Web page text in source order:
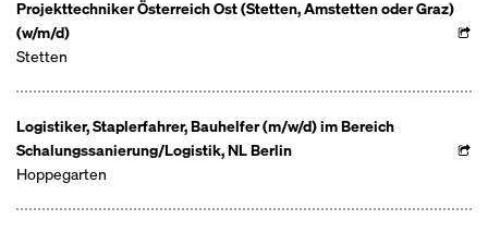
Projekttechniker Österreich Ost (Stetten, Amstetten oder Graz)
(w/m/d)
Stetten
Logistiker, Staplerfahrer, Bauhelfer (m/w/d) im Bereich
Schalungssanierung/Logistik, NL Berlin
Hoppegarten